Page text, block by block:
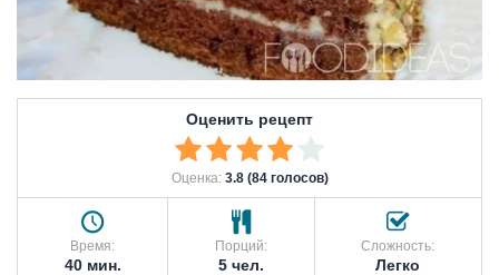
Оценить рецепт
Оценка: 3.8 (84 голосов)
Время:
40 мин.
Порций:
5 чел.
Сложность:
Легко